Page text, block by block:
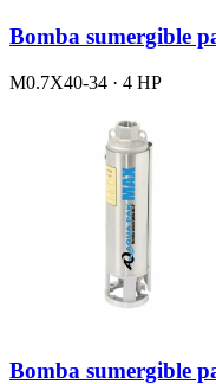
Bomba sumergible
M0.7X40-34 · 4 HP
Bomba sumergible